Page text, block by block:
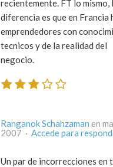
recientemente. FT lo mismo,
diferencia es que en Francia
emprendedores con
tecnicos y de la realidad del
negocio.
Ranganok Schahzaman en
2007 · Accede para
Un par de incorrecciones en